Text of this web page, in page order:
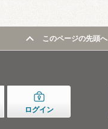
このページの先頭へ
ログイン